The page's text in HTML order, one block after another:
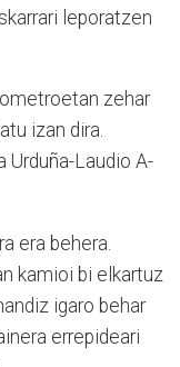
leporatzen
zehar
izan dira.
Urduña-Laudio A-
era behera.
kamioi bi elkartuz
igaro behar
errepideari